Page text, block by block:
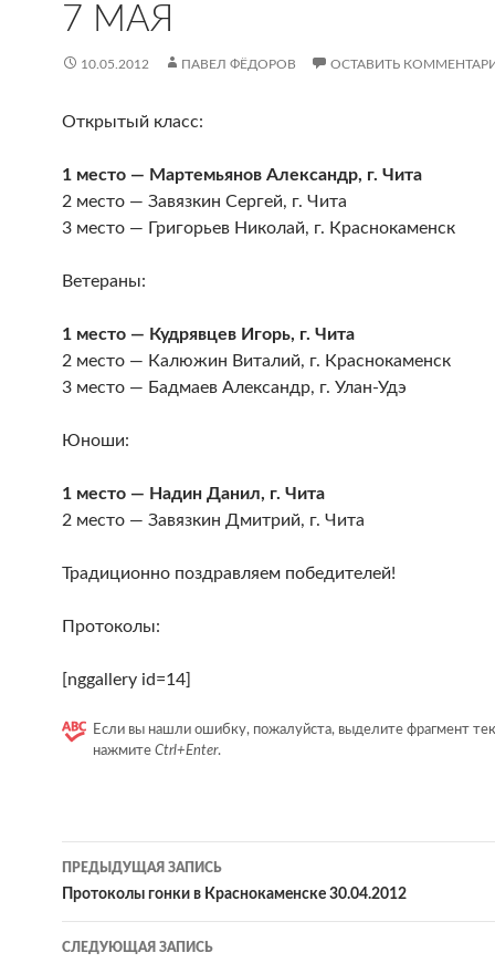
7 МАЯ
10.05.2012 ПАВЕЛ ФЁДОРОВ ОСТАВИТЬ
Открытый класс:
1 место — Мартемьянов Александр, г. Чита
2 место — Завязкин Сергей, г. Чита
3 место — Григорьев Николай, г. Краснокаменск
Ветераны:
1 место — Кудрявцев Игорь, г. Чита
2 место — Калюжин Виталий, г. Краснокаменск
3 место — Бадмаев Александр, г. Улан-Удэ
Юноши:
1 место — Надин Данил, г. Чита
2 место — Завязкин Дмитрий, г. Чита
Традиционно поздравляем победителей!
Протоколы:
[nggallery id=14]
Если вы нашли ошибку, пожалуйста, выделите фрагмент
нажмите Ctrl+Enter.
Навигация
по
записям
ПРЕДЫДУЩАЯ ЗАПИСЬ
Протоколы гонки в Краснокаменске 30.04.2012
СЛЕДУЮЩАЯ ЗАПИСЬ